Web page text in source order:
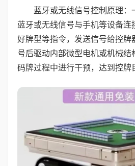
蓝牙或无线信号控制原理：
蓝牙或无线信号与手机等设备连
好牌型等指令，发送信号给控牌
号后驱动内部微型电机或机械结
码牌过程中进行干预，达到控牌